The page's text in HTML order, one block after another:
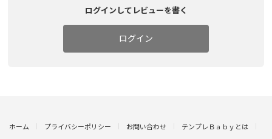
ログインしてレビューを書く
ログイン
ホーム プライバシーポリシー お問い合わせ テンプレＢａｂｙとは